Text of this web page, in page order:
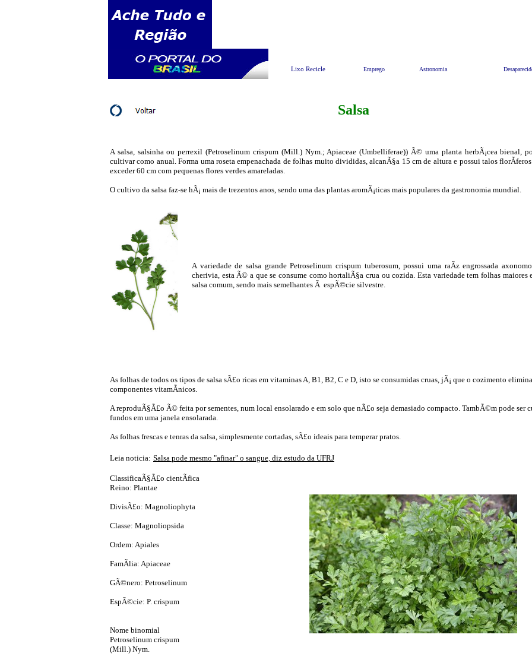
Lixo Recicle Emprego Astronomia
Salsa
A salsa, salsinha ou perrexil (Petroselinum crispum (Mill.) Nym.; Apiaceae (Umbelliferae)) Ã© uma planta herbÃ¡cea bienal,
cultivar como anual. Forma uma roseta empenachada de folhas muito divididas, alcanÃ§a 15 cm de altura e possui talos
exceder 60 cm com pequenas flores verdes amareladas.
O cultivo da salsa faz-se hÃ¡ mais de trezentos anos, sendo uma das plantas aromÃ¡ticas mais populares da gastronomia mundial.
A variedade de salsa grande Petroselinum crispum tuberosum, possui uma raÃ­z engrossada
cherivia, esta Ã© a que se consume como hortaliÃ§a crua ou cozida. Esta variedade tem folhas maiores
salsa comum, sendo mais semelhantes Ã espÃ©cie silvestre.
As folhas de todos os tipos de salsa sÃ£o ricas em vitaminas A, B1, B2, C e D, isto se consumidas cruas, jÃ¡ que o cozimento
componentes vitamÃ­nicos.
A reproduÃ§Ã£o Ã© feita por sementes, num local ensolarado e em solo que nÃ£o seja demasiado compacto. TambÃ©m pode ser
fundos em uma janela ensolarada.
As folhas frescas e tenras da salsa, simplesmente cortadas, sÃ£o ideais para temperar pratos.
Leia noticia: Salsa pode mesmo "afinar" o sangue, diz estudo da UFRJ
ClassificaÃ§Ã£o cientÃ­fica
Reino: Plantae
DivisÃ£o: Magnoliophyta
Classe: Magnoliopsida
Ordem: Apiales
FamÃ­lia: Apiaceae
GÃ©nero: Petroselinum
EspÃ©cie: P. crispum
Nome binomial
Petroselinum crispum
(Mill.) Nym.